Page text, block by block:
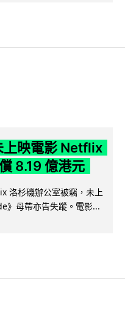
映電影 Netflix
8.19 億港元
洛杉磯辦公室被竊，未上
》母帶亦告失蹤。電影...